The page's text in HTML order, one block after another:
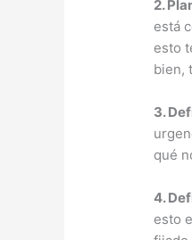
2.
está
esto
bien,
3.
qué
4.
esto